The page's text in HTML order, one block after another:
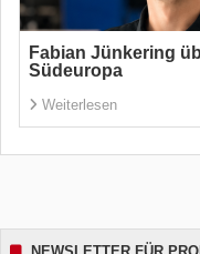
Fabian Jünkering
Südeuropa
Weiterlesen